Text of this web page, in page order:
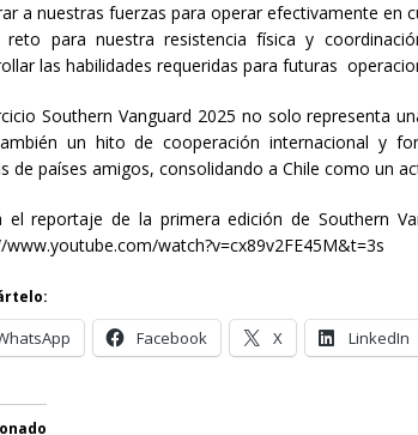
a nuestras fuerzas para operar efectivamente en
reto para nuestra resistencia física y
las habilidades requeridas para futuras
Southern Vanguard 2025 no solo representa
un hito de cooperación internacional y
de países amigos, consolidando a Chile como un
el reportaje de la primera edición de Southern
watch?v=cx89v2FE45M&t=3s
Facebook X LinkedIn